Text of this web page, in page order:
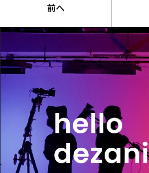
前へ